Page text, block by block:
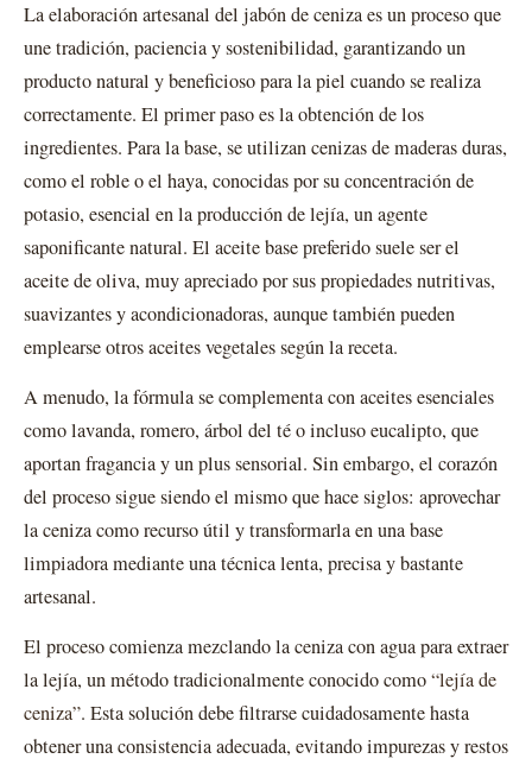
La elaboración artesanal del jabón de ceniza es un proceso que
une tradición, paciencia y sostenibilidad, garantizando un
producto natural y beneficioso para la piel cuando se realiza
correctamente. El primer paso es la obtención de los
ingredientes. Para la base, se utilizan cenizas de maderas duras,
como el roble o el haya, conocidas por su concentración de
potasio, esencial en la producción de lejía, un agente
saponificante natural. El aceite base preferido suele ser el
aceite de oliva, muy apreciado por sus propiedades nutritivas,
suavizantes y acondicionadoras, aunque también pueden
emplearse otros aceites vegetales según la receta.
A menudo, la fórmula se complementa con aceites esenciales
como lavanda, romero, árbol del té o incluso eucalipto, que
aportan fragancia y un plus sensorial. Sin embargo, el corazón
del proceso sigue siendo el mismo que hace siglos: aprovechar
la ceniza como recurso útil y transformarla en una base
limpiadora mediante una técnica lenta, precisa y bastante
artesanal.
El proceso comienza mezclando la ceniza con agua para extraer
la lejía, un método tradicionalmente conocido como“lejía de
ceniza”. Esta solución debe filtrarse cuidadosamente hasta
obtener una consistencia adecuada, evitando impurezas y restos